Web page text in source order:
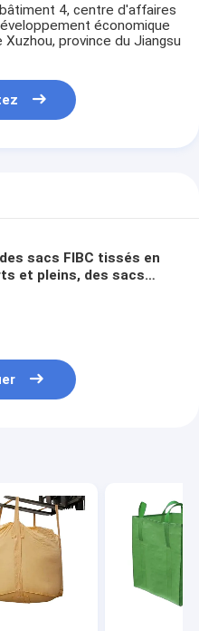
4, centre d'affaires
économique
province du Jiangsu
sacs FIBC tissés en
et pleins, des sacs